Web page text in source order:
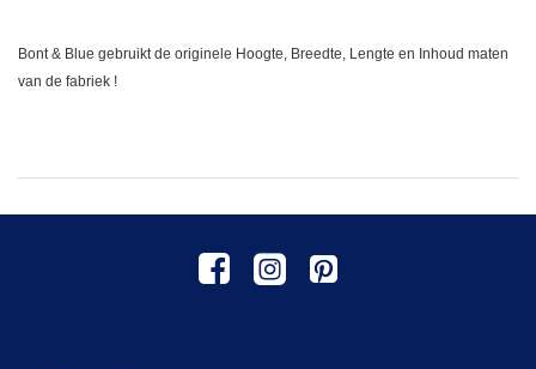
Bont & Blue gebruikt de originele Hoogte, Breedte, Lengte en Inhoud maten
van de fabriek !